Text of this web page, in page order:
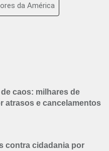
da América
caos: milhares de
atrasos e cancelamentos
contra cidadania por